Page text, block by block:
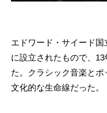
エドワード・サイード
に設立されたもので、
た。クラシック音楽と
文化的な生命線だった。